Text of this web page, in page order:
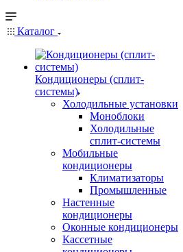
Каталог
Кондиционеры (сплит-
системы)
Холодильные установки
Моноблоки
Холодильные
сплит-системы
Мобильные
кондиционеры
Климатизаторы
Промышленные
Настенные
кондиционеры
Оконные кондиционеры
Кассетные